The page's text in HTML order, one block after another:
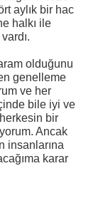
aylık bir hac
halkı ile
fark vardı.
olduğunu
genelleme
ve her
bile iyi ve
bir
Ancak
insanlarına
karar